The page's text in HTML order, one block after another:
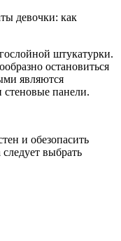
девочки: как
штукатурки.
остановиться
являются
стеновые панели.
и обезопасить
выбрать